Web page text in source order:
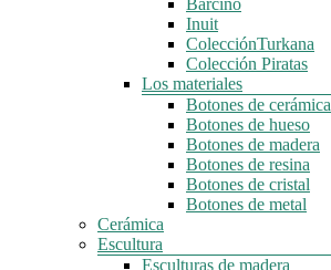
Inuit
ColecciónTurkana
Colección Piratas
Los materiales
Botones de cerámica
Botones de hueso
Botones de madera
Botones de resina
Botones de cristal
Botones de metal
Cerámica
Escultura
Esculturas de madera